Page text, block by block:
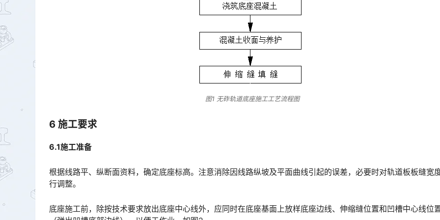
图1 无砟轨道底座施工工艺流程图
6 施工要求
6.1施工准备
根据线路平、纵断面资料，确定底座标高。注意消除因线路纵坡及平面曲线引起的误差，必要时对轨道板板缝宽
行调整。
底座施工前，除按技术要求放出底座中心线外，应同时在底座基面上放样底座边线、伸缩缝位置和凹槽中心线位